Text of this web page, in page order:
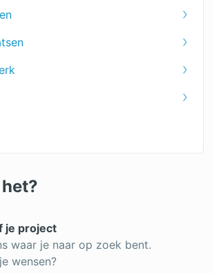
je project
waar je naar op zoek bent.
wensen?